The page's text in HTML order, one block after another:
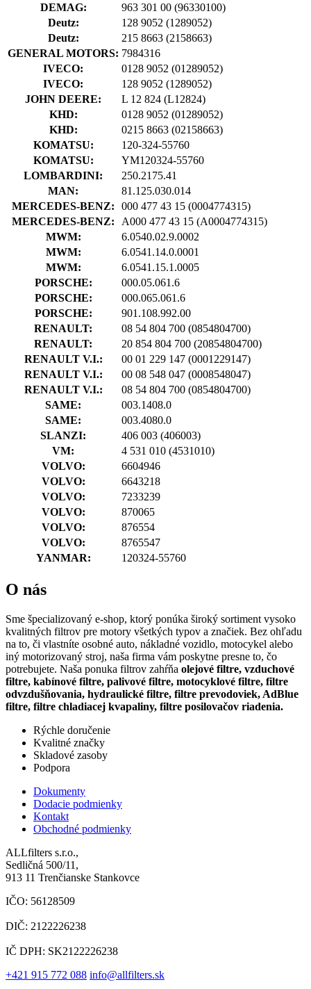
DEMAG:
963 301 00 (96330100)
Deutz:
128 9052 (1289052)
Deutz:
215 8663 (2158663)
GENERAL MOTORS: 7984316
IVECO:
0128 9052 (01289052)
IVECO:
128 9052 (1289052)
JOHN DEERE:
L 12 824 (L12824)
KHD:
0128 9052 (01289052)
KHD:
0215 8663 (02158663)
KOMATSU:
120-324-55760
KOMATSU:
YM120324-55760
LOMBARDINI:
250.2175.41
MAN:
81.125.030.014
MERCEDES-BENZ:
000 477 43 15 (0004774315)
MERCEDES-BENZ:
A000 477 43 15 (A0004774315)
MWM:
6.0540.02.9.0002
MWM:
6.0541.14.0.0001
MWM:
6.0541.15.1.0005
PORSCHE:
000.05.061.6
PORSCHE:
000.065.061.6
PORSCHE:
901.108.992.00
RENAULT:
08 54 804 700 (0854804700)
RENAULT:
20 854 804 700 (20854804700)
RENAULT V.I.:
00 01 229 147 (0001229147)
RENAULT V.I.:
00 08 548 047 (0008548047)
RENAULT V.I.:
08 54 804 700 (0854804700)
SAME:
003.1408.0
SAME:
003.4080.0
SLANZI:
406 003 (406003)
VM:
4 531 010 (4531010)
VOLVO:
6604946
VOLVO:
6643218
VOLVO:
7233239
VOLVO:
870065
VOLVO:
876554
VOLVO:
8765547
YANMAR:
120324-55760
O nás
Sme špecializovaný e-shop, ktorý ponúka široký sortiment vysoko
kvalitných filtrov pre motory všetkých typov a značiek. Bez ohľadu
na to, či vlastníte osobné auto, nákladné vozidlo, motocykel alebo
iný motorizovaný stroj, naša firma vám poskytne presne to, čo
potrebujete. Naša ponuka filtrov zahŕňa olejové filtre, vzduchové
filtre, kabínové filtre, palivové filtre, motocyklové filtre, filtre
odvzdušňovania, hydraulické filtre, filtre prevodoviek, AdBlue
filtre, filtre chladiacej kvapaliny, filtre posilovačov riadenia.
Rýchle doručenie
Kvalitné značky
Skladové zasoby
Podpora
Dokumenty
Dodacie podmienky
Kontakt
Obchodné podmienky
ALLfilters s.r.o.,
Sedličná 500/11,
913 11 Trenčianske Stankovce
IČO: 56128509
DIČ: 2122226238
IČ DPH: SK2122226238
+421 915 772 088 info@allfilters.sk